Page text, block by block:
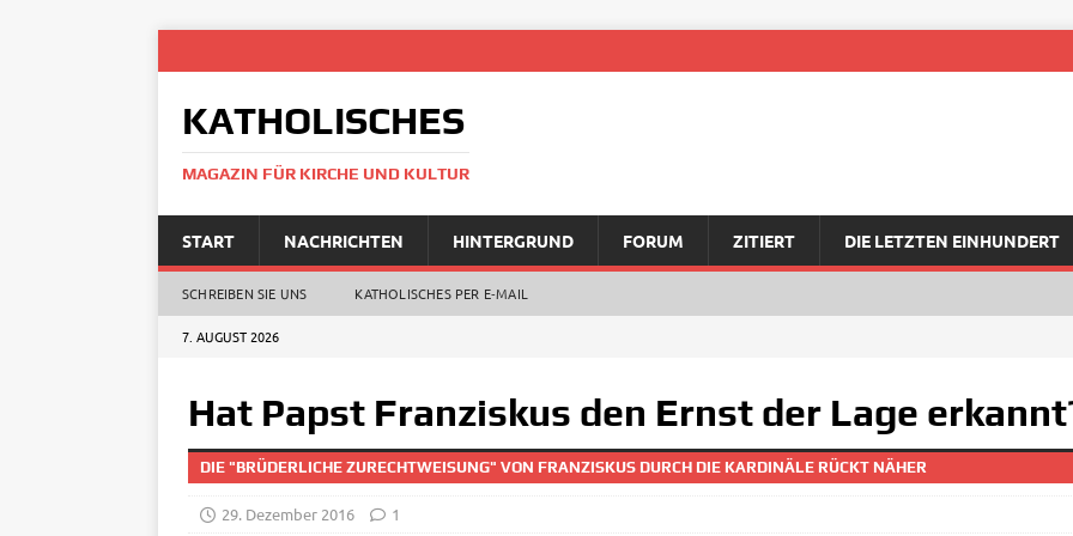
KATHOLISCHES
MAGAZIN FÜR KIRCHE UND KULTUR
START NACHRICHTEN HINTERGRUND FORUM ZITIERT DIE LETZTEN EINHUNDERT
SCHREIBEN SIE UNS KATHOLISCHES PER E‑MAIL
7. AUGUST 2026
Hat Papst Franziskus den Ernst der Lage
DIE "BRÜDERLICHE ZURECHTWEISUNG" VON FRANZISKUS DURCH DIE KARDINÄLE RÜCKT NÄHER
29. Dezember 2016 1